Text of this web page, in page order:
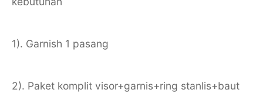
1). Garnish 1 pasang
2). Paket komplit visor+garnis+ring stanlis+baut